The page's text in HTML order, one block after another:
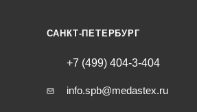
САНКТ-ПЕТЕРБУРГ
+7 (499) 404-3-404
info.spb@medastex.ru